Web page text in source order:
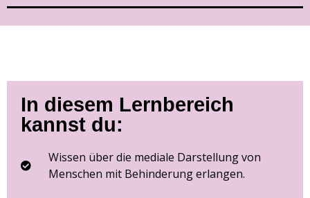
In diesem Lernbereich
kannst du:
Wissen über die mediale Darstellung von
Menschen mit Behinderung erlangen.